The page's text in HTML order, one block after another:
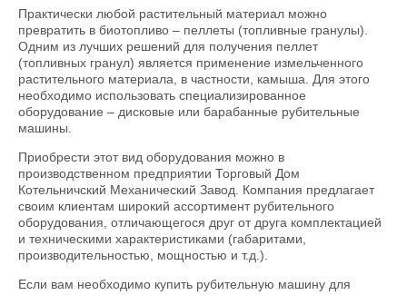
Практически любой растительный материал можно
превратить в биотопливо – пеллеты (топливные гранулы).
Одним из лучших решений для получения пеллет
(топливных гранул) является применение измельченного
растительного материала, в частности, камыша. Для этого
необходимо использовать специализированное
оборудование – дисковые или барабанные рубительные
машины.
Приобрести этот вид оборудования можно в
производственном предприятии Торговый Дом
Котельничский Механический Завод. Компания предлагает
своим клиентам широкий ассортимент рубительного
оборудования, отличающегося друг от друга комплектацией
и техническими характеристиками (габаритами,
производительностью, мощностью и т.д.).
Если вам необходимо купить рубительную машину для